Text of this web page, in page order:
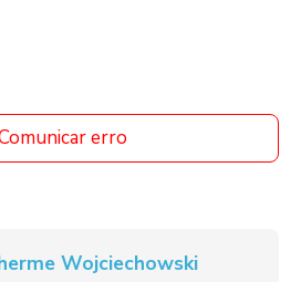
erro
Wojciechowski